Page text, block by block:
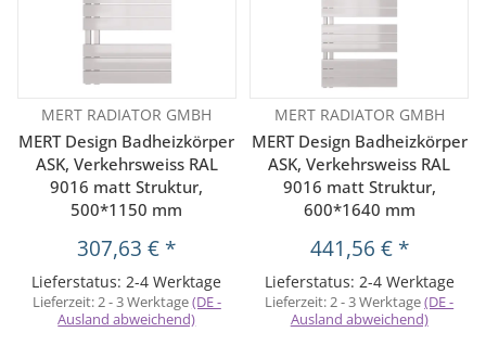
MERT RADIATOR GMBH
MERT Design Badheizkörper
ASK, Verkehrsweiss RAL
9016 matt Struktur,
500*1150 mm
307,63 € *
Lieferstatus: 2-4 Werktage
Lieferzeit:2 - 3 Werktage(DE -
Ausland abweichend)
MERT RADIATOR GMBH
MERT Design Badheizkörper
ASK, Verkehrsweiss RAL
9016 matt Struktur,
600*1640 mm
441,56 € *
Lieferstatus: 2-4 Werktage
Lieferzeit:2 - 3 Werktage(DE -
Ausland abweichend)